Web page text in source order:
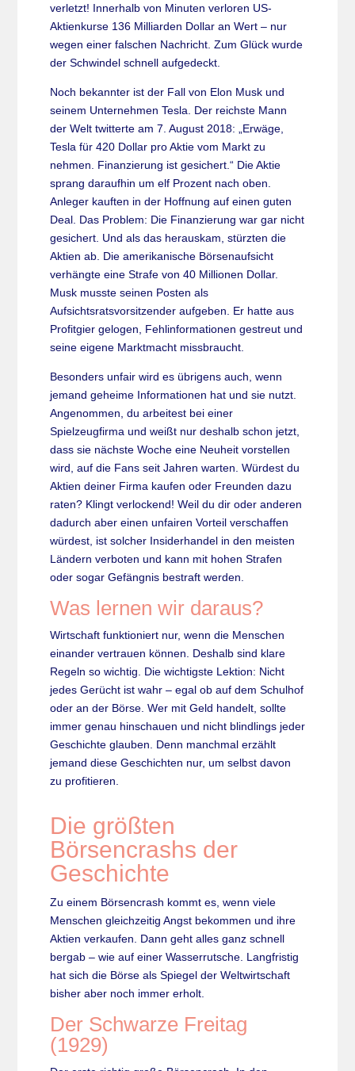
verletzt! Innerhalb von Minuten verloren US-
Aktienkurse 136 Milliarden Dollar an Wert – nur
wegen einer falschen Nachricht. Zum Glück wurde
der Schwindel schnell aufgedeckt.
Noch bekannter ist der Fall von Elon Musk und
seinem Unternehmen Tesla. Der reichste Mann
der Welt twitterte am 7. August 2018: „Erwäge,
Tesla für 420 Dollar pro Aktie vom Markt zu
nehmen. Finanzierung ist gesichert.“ Die Aktie
sprang daraufhin um elf Prozent nach oben.
Anleger kauften in der Hoffnung auf einen guten
Deal. Das Problem: Die Finanzierung war gar nicht
gesichert. Und als das herauskam, stürzten die
Aktien ab. Die amerikanische Börsenaufsicht
verhängte eine Strafe von 40 Millionen Dollar.
Musk musste seinen Posten als
Aufsichtsratsvorsitzender aufgeben. Er hatte aus
Profitgier gelogen, Fehlinformationen gestreut und
seine eigene Marktmacht missbraucht.
Besonders unfair wird es übrigens auch, wenn
jemand geheime Informationen hat und sie nutzt.
Angenommen, du arbeitest bei einer
Spielzeugfirma und weißt nur deshalb schon jetzt,
dass sie nächste Woche eine Neuheit vorstellen
wird, auf die Fans seit Jahren warten. Würdest du
Aktien deiner Firma kaufen oder Freunden dazu
raten? Klingt verlockend! Weil du dir oder anderen
dadurch aber einen unfairen Vorteil verschaffen
würdest, ist solcher Insiderhandel in den meisten
Ländern verboten und kann mit hohen Strafen
oder sogar Gefängnis bestraft werden.
Was lernen wir daraus?
Wirtschaft funktioniert nur, wenn die Menschen
einander vertrauen können. Deshalb sind klare
Regeln so wichtig. Die wichtigste Lektion: Nicht
jedes Gerücht ist wahr – egal ob auf dem Schulhof
oder an der Börse. Wer mit Geld handelt, sollte
immer genau hinschauen und nicht blindlings jeder
Geschichte glauben. Denn manchmal erzählt
jemand diese Geschichten nur, um selbst davon
zu profitieren.
Die größten
Börsencrashs der
Geschichte
Zu einem Börsencrash kommt es, wenn viele
Menschen gleichzeitig Angst bekommen und ihre
Aktien verkaufen. Dann geht alles ganz schnell
bergab – wie auf einer Wasserrutsche. Langfristig
hat sich die Börse als Spiegel der Weltwirtschaft
bisher aber noch immer erholt.
Der Schwarze Freitag
(1929)